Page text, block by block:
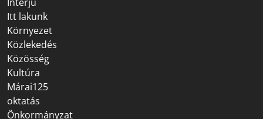
Itt lakunk
Környezet
Közlekedés
Közösség
Kultúra
Márai125
oktatás
Önkormányzat